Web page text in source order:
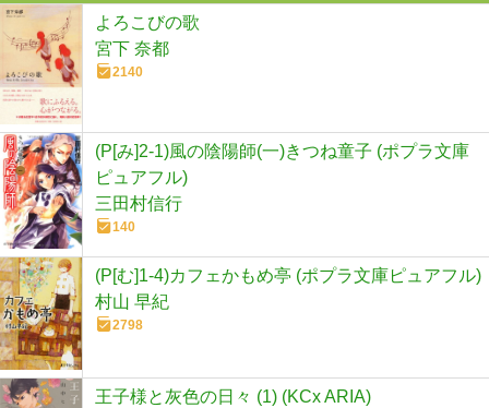
よろこびの歌
宮下 奈都
2140
(P[み]2-1)風の陰陽師(一)きつね童子 (ポプラ文庫
ピュアフル)
三田村信行
140
(P[む]1-4)カフェかもめ亭 (ポプラ文庫ピュアフル)
村山 早紀
2798
王子様と灰色の日々 (1) (KCx ARIA)